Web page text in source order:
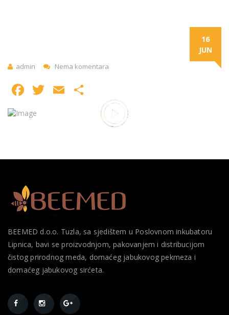
16
JUN
admin Nema komentara
Facebook
Twitter
Email
BEEMED d.o.o. Tuzla, sa sjedištem u Poslovnom inkubatoru
Lipnica, bavi se proizvodnjom, pakovanjem i distribucijom
čistog prirodnog meda, domaćeg jabukovog pekmeza i
domaćeg jabukovog sirćeta.